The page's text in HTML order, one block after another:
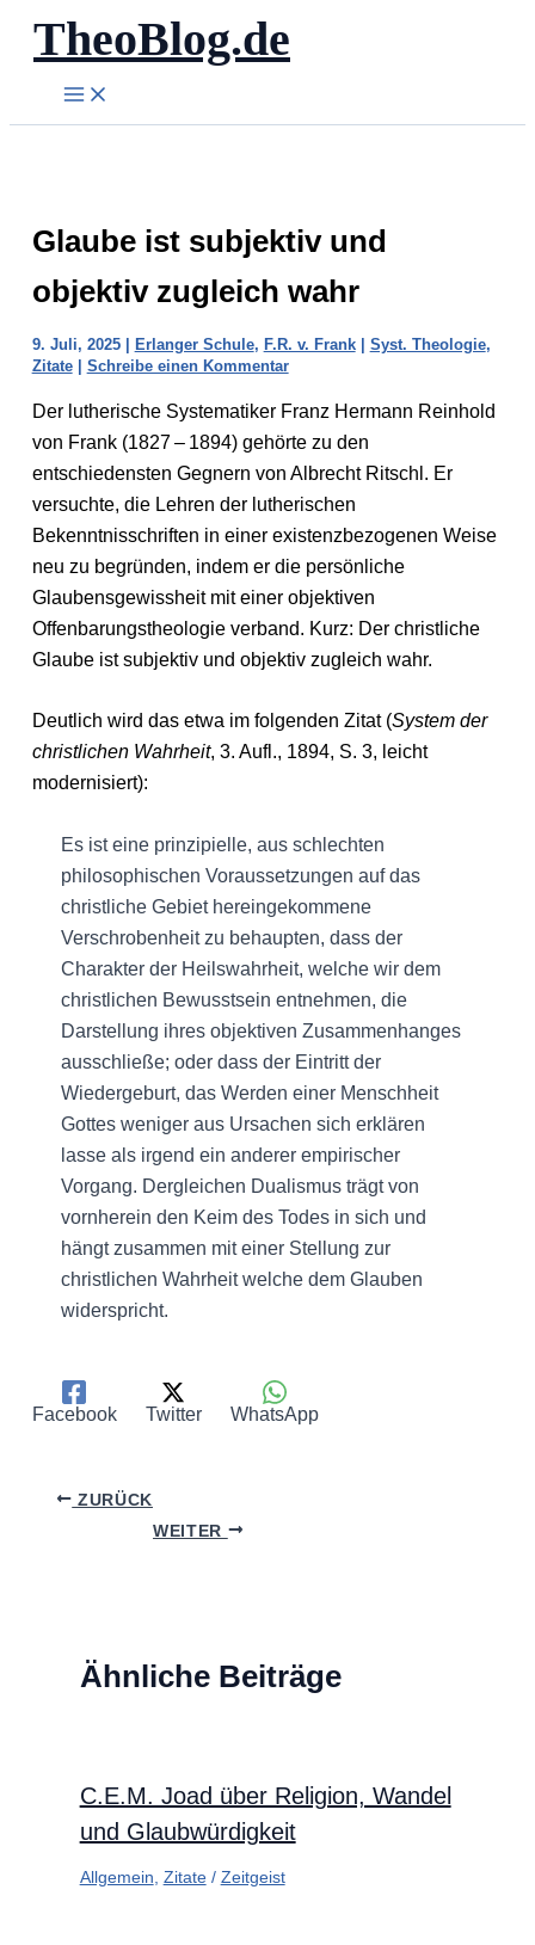
Zum
Inhalt
springen
TheoBlog.de
Glaube ist subjektiv und
objektiv zugleich wahr
9. Juli, 2025 | Erlanger Schule, F.R. v. Frank| Syst. Theologie,
Zitate| Schreibe einen Kommentar
Der lutherische Systematiker Franz Hermann Reinhold
von Frank (1827 – 1894) gehörte zu den
entschiedensten Gegnern von Albrecht Ritschl. Er
versuchte, die Lehren der lutherischen
Bekenntnisschriften in einer existenzbezogenen Weise
neu zu begründen, indem er die persönliche
Glaubensgewissheit mit einer objektiven
Offenbarungstheologie verband. Kurz: Der christliche
Glaube ist subjektiv und objektiv zugleich wahr.
Deutlich wird das etwa im folgenden Zitat (System der
christlichen Wahrheit, 3. Aufl., 1894, S. 3, leicht
modernisiert):
Es ist eine prinzipielle, aus schlechten
philosophischen Voraussetzungen auf das
christliche Gebiet hereingekommene
Verschrobenheit zu behaupten, dass der
Charakter der Heilswahrheit, welche wir dem
christlichen Bewusstsein entnehmen, die
Darstellung ihres objektiven Zusammenhanges
ausschließe; oder dass der Eintritt der
Wiedergeburt, das Werden einer Menschheit
Gottes weniger aus Ursachen sich erklären
lasse als irgend ein anderer empirischer
Vorgang. Dergleichen Dualismus trägt von
vornherein den Keim des Todes in sich und
hängt zusammen mit einer Stellung zur
christlichen Wahrheit welche dem Glauben
widerspricht.
Facebook Twitter WhatsApp
ZURÜCK
WEITER
Ähnliche Beiträge
C.E.M. Joad über Religion, Wandel
und Glaubwürdigkeit
Allgemein Zitate/ Zeitgeist